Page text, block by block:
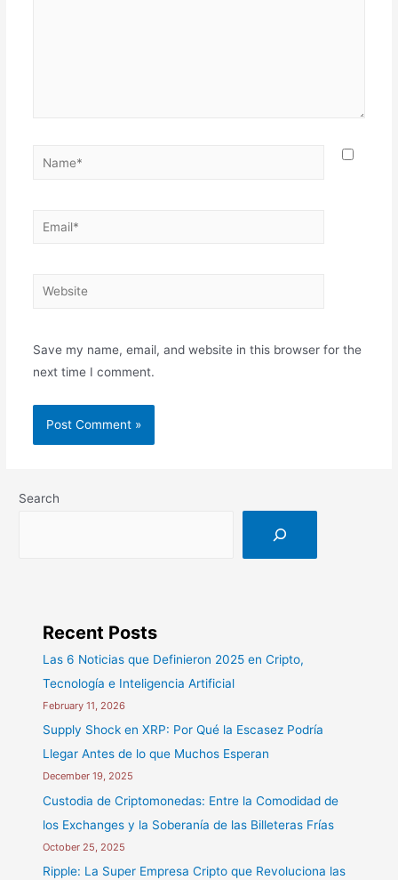
Save my name, email, and website in this browser for the
next time I comment.
Search
Recent Posts
Las 6 Noticias que Definieron 2025 en Cripto,
Tecnología e Inteligencia Artificial
February 11, 2026
Supply Shock en XRP: Por Qué la Escasez Podría
Llegar Antes de lo que Muchos Esperan
December 19, 2025
Custodia de Criptomonedas: Entre la Comodidad de
los Exchanges y la Soberanía de las Billeteras Frías
October 25, 2025
Ripple: La Super Empresa Cripto que Revoluciona las